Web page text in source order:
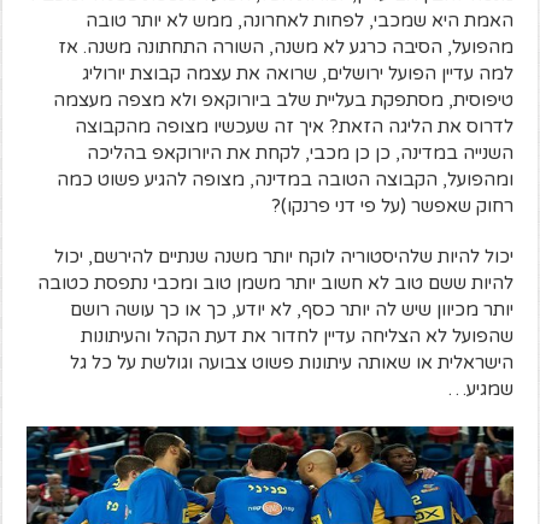
האמת היא שמכבי, לפחות לאחרונה, ממש לא יותר טובה
מהפועל, הסיבה כרגע לא משנה, השורה התחתונה משנה. אז
למה עדיין הפועל ירושלים, שרואה את עצמה קבוצת יורוליג
טיפוסית, מסתפקת בעליית שלב ביורוקאפ ולא מצפה מעצמה
לדרוס את הליגה הזאת? איך זה שעכשיו מצופה מהקבוצה
השנייה במדינה, כן כן מכבי, לקחת את היורוקאפ בהליכה
ומהפועל, הקבוצה הטובה במדינה, מצופה להגיע פשוט כמה
רחוק שאפשר (על פי דני פרנקו)?
יכול להיות שלהיסטוריה לוקח יותר משנה שנתיים להירשם, יכול
להיות ששם טוב לא חשוב יותר משמן טוב ומכבי נתפסת כטובה
יותר מכיוון שיש לה יותר כסף, לא יודע, כך או כך עושה רושם
שהפועל לא הצליחה עדיין לחדור את דעת הקהל והעיתונות
הישראלית או שאותה עיתונות פשוט צבועה וגולשת על כל גל
שמגיע…